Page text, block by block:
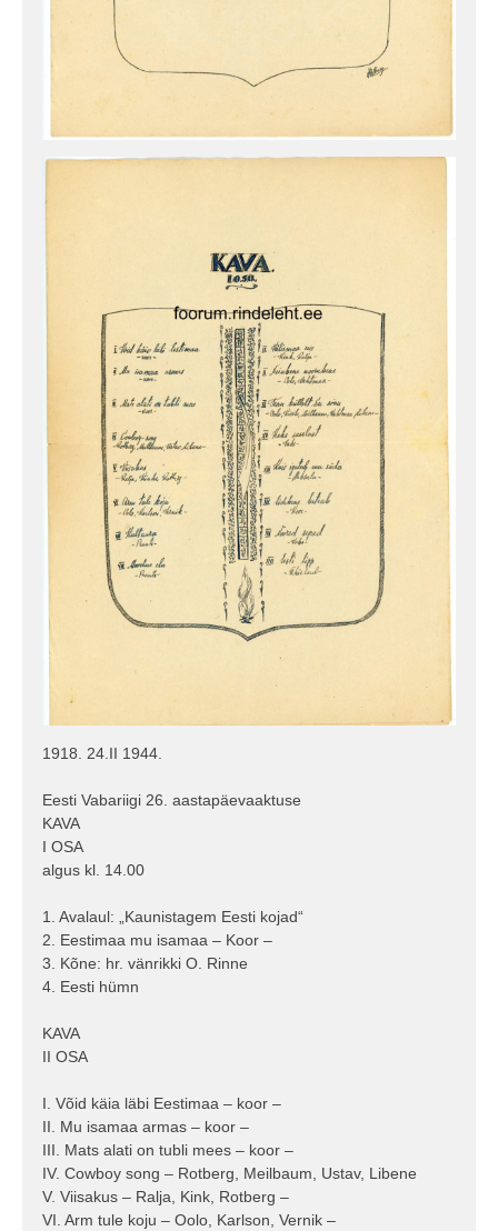
1918. 24.II 1944.
Eesti Vabariigi 26. aastapäevaaktuse
KAVA
I OSA
algus kl. 14.00
1. Avalaul: „Kaunistagem Eesti kojad“
2. Eestimaa mu isamaa – Koor –
3. Kõne: hr. vänrikki O. Rinne
4. Eesti hümn
KAVA
II OSA
I. Võid käia läbi Eestimaa – koor –
II. Mu isamaa armas – koor –
III. Mats alati on tubli mees – koor –
IV. Cowboy song – Rotberg, Meilbaum, Ustav, Libene
V. Viisakus – Ralja, Kink, Rotberg –
VI. Arm tule koju – Oolo, Karlson, Vernik –